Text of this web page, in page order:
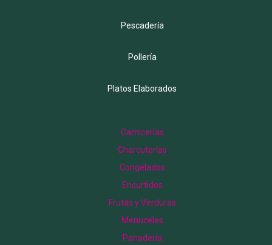
Pescadería
Pollería
Platos Elaborados
Carnicerías
Charcuterías
Congelados
Encurtidos
Frutas y Verduras
Menuceles
Panadería